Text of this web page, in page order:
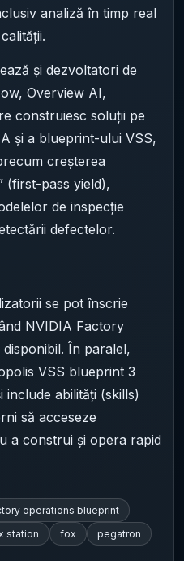
analiză în timp real
și dezvoltatori de
Overview AI,
construiesc soluții pe
și a blueprint-ului VSS,
creșterea
(first-pass yield),
de inspecție
defectelor.
se pot înscrie
NVIDIA Factory
În paralel,
VSS blueprint 3
include abilități (skills)
să acceseze
a construi și opera rapid
operations blueprint
station fox pegatron